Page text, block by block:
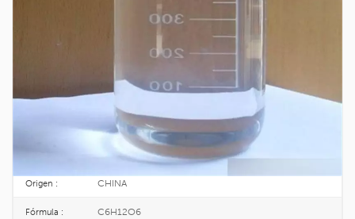
el principal monosacárido de los organismos vivos. Su función principal es
proporcionar la energía necesaria para las actividades fisiológicas del
50-99-7
EINECS : 200-075-1
300KG/DRUM
TOPINCHEM®
Origen : CHINA
Fórmula : C6H12O6